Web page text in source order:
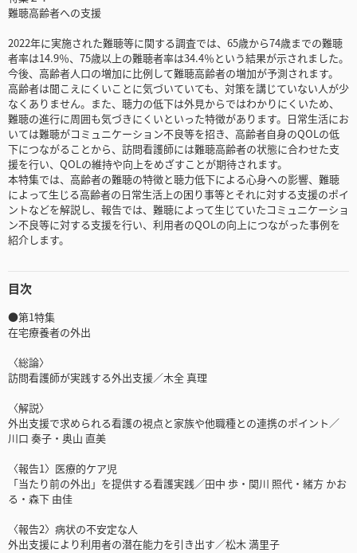
難聴高齢者への支援
2022年に実施された難聴等に関する調査では、65歳から74歳までの難聴
者率は14.9％、75歳以上の難聴者率は34.4％という結果が示されました。
今後、高齢者人口の増加に比例して難聴高齢者の増加が予測されます。
高齢者は聞こえにくいことに気づいていても、対策を講じていない人が少
なくありません。また、聴力の低下は外見からではわかりにくいため、
難聴の進行に周囲も気づきにくいといった特徴があります。日常生活にお
いては難聴がコミュニケーション不良等を招き、高齢者自身のQOLの低
下につながることから、訪問看護師には難聴高齢者の状態に合わせた支
援を行い、QOLの維持や向上をめざすことが期待されます。
本特集では、高齢者の難聴の特徴と聴力低下による心身への影響、難聴
によって生じる高齢者の日常生活上の困り事等とそれに対する支援のポイ
ントなどを解説し、報告では、難聴によって生じていたコミュニケーショ
ン不良等に対する支援を行い、利用者のQOLの向上につながった事例を
紹介します。
目次
●第1特集
在宅療養者の外出
〈総論〉
訪問看護師が実践する外出支援／木全 真理
〈解説〉
外出支援で求められる看護の視点と家族や他職種との連携のポイント／
川口 奏子・奥山 直美
〈報告1〉医療的ケア児
「当たり前の外出」を提供する看護実践／田中 歩・関川 照代・緒方 かお
る・森下 由佳
〈報告2〉病状の不安定な人
外出支援により利用者の潜在能力を引き出す／松木 満里子